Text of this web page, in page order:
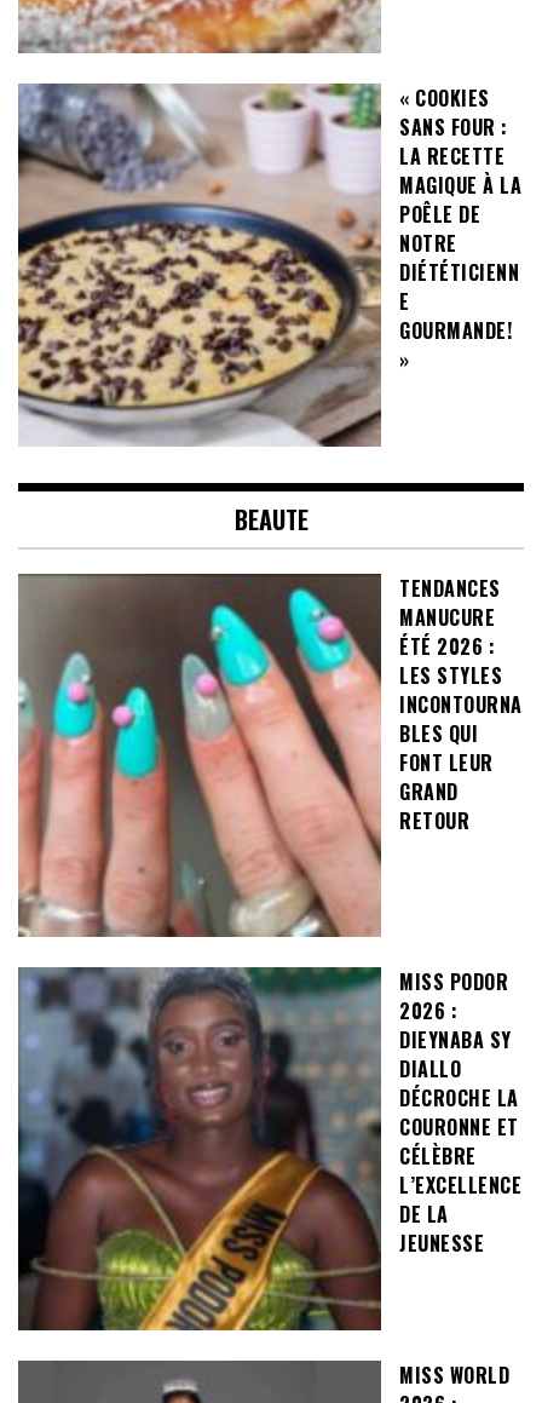
« COOKIES
SANS FOUR :
LA RECETTE
MAGIQUE À LA
POÊLE DE
NOTRE
DIÉTÉTICIENN
E
GOURMANDE!
»
BEAUTE
TENDANCES
MANUCURE
ÉTÉ 2026 :
LES STYLES
INCONTOURNA
BLES QUI
FONT LEUR
GRAND
RETOUR
MISS PODOR
2026 :
DIEYNABA SY
DIALLO
DÉCROCHE LA
COURONNE ET
CÉLÈBRE
L’EXCELLENCE
DE LA
JEUNESSE
MISS WORLD